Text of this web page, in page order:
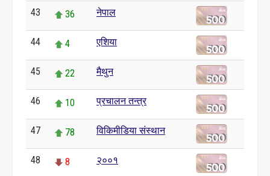
43 36 नेपाल
44 4 एशिया
45 22 मैथुन
46 10 प्रचालन तन्त्र
47 78 विकिमीडिया संस्थान
48 8 २००१